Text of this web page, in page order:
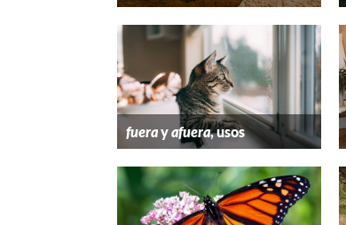
fuerayafuera, usos